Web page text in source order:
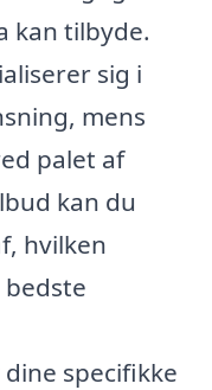
kan tilbyde.
sig i
mens
palet af
kan du
hvilken
specifikke